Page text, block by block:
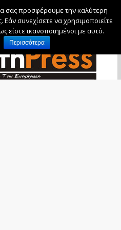
2026
σας προσφέρουμε την καλύτερη
συνεχίσετε να χρησιμοποιείτε
είστε ικανοποιημένοι με αυτό.
Περισσότερα